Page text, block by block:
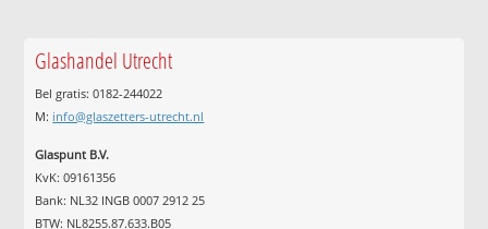
Glashandel Utrecht
Bel gratis: 0182-244022
M: info@glaszetters-utrecht.nl
Glaspunt B.V.
KvK: 09161356
Bank: NL32 INGB 0007 2912 25
BTW: NL8255.87.633.B05